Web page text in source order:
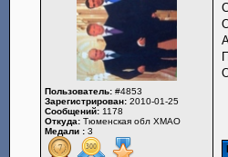
Пользователь: #4853
Зарегистрирован: 2010-01-25
Сообщений: 1178
Откуда: Тюменская обл ХМАО
Медали : 3